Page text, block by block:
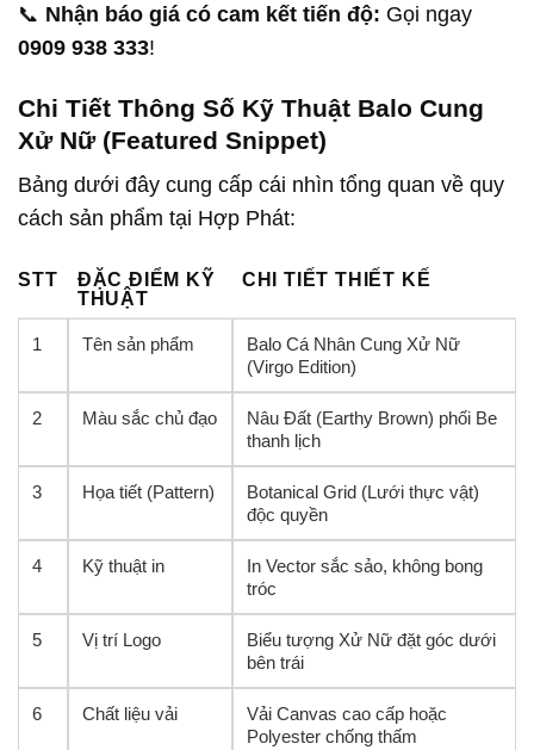
📞 Nhận báo giá có cam kết tiến độ: Gọi ngay
0909 938 333!
Chi Tiết Thông Số Kỹ Thuật Balo Cung
Xử Nữ (Featured Snippet)
Bảng dưới đây cung cấp cái nhìn tổng quan về quy
cách sản phẩm tại Hợp Phát:
STT
ĐẶC ĐIỂM KỸ
THUẬT
CHI TIẾT THIẾT KẾ
1 Tên sản phẩm
Balo Cá Nhân Cung Xử Nữ
(Virgo Edition)
2 Màu sắc chủ đạo
Nâu Đất (Earthy Brown) phối Be
thanh lịch
3 Họa tiết (Pattern)
Botanical Grid (Lưới thực vật)
độc quyền
4 Kỹ thuật in
In Vector sắc sảo, không bong
tróc
5 Vị trí Logo
Biểu tượng Xử Nữ đặt góc dưới
bên trái
6 Chất liệu vải
Vải Canvas cao cấp hoặc
Polyester chống thấm